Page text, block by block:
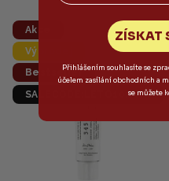
Akce
Výprodej
Bestseller
SALECODE:LETO10:10:%
ZÍSKAT
Přihlášením souhlasíte se
účelem zasílání obchodních a
se můžete